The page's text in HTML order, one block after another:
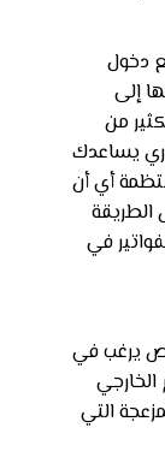
دخول
إلى
من
يساعدك
أي أن
الطريقة
في
يرغب في
التي